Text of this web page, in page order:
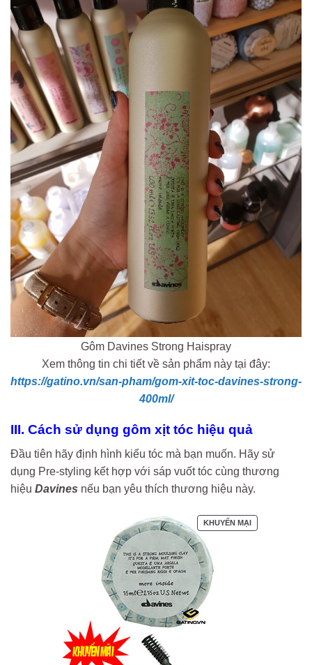
Gôm Davines Strong Haispray
Xem thông tin chi tiết về sản phẩm này tại đây:
https://gatino.vn/san-pham/gom-xit-toc-davines-strong-
400ml/
III. Cách sử dụng gôm xịt tóc hiệu quả
Đầu tiên hãy định hình kiểu tóc mà bạn muốn. Hãy sử
dụng Pre-styling kết hợp với sáp vuốt tóc cùng thương
hiệu Davines nếu bạn yêu thích thương hiệu này.
KHUYẾN MẠISẢN
PHẨM